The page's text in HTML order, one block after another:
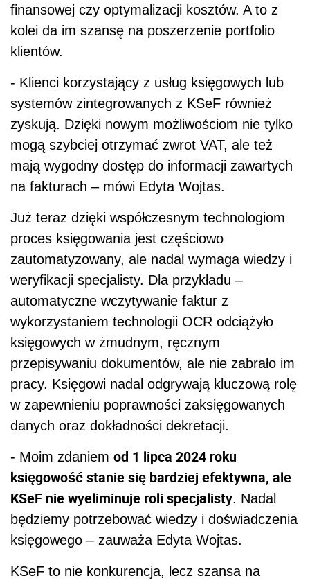
finansowej czy optymalizacji kosztów. A to z
kolei da im szansę na poszerzenie portfolio
klientów.
- Klienci korzystający z usług księgowych lub
systemów zintegrowanych z KSeF również
zyskują. Dzięki nowym możliwościom nie tylko
mogą szybciej otrzymać zwrot VAT, ale też
mają wygodny dostęp do informacji zawartych
na fakturach – mówi Edyta Wojtas.
Już teraz dzięki współczesnym technologiom
proces księgowania jest częściowo
zautomatyzowany, ale nadal wymaga wiedzy i
weryfikacji specjalisty. Dla przykładu –
automatyczne wczytywanie faktur z
wykorzystaniem technologii OCR odciążyło
księgowych w żmudnym, ręcznym
przepisywaniu dokumentów, ale nie zabrało im
pracy. Księgowi nadal odgrywają kluczową rolę
w zapewnieniu poprawności zaksięgowanych
danych oraz dokładności dekretacji.
- Moim zdaniem od 1 lipca 2024 roku
księgowość stanie się bardziej efektywna, ale
KSeF nie wyeliminuje roli specjalisty. Nadal
będziemy potrzebować wiedzy i doświadczenia
księgowego – zauważa Edyta Wojtas.
KSeF to nie konkurencja, lecz szansa na